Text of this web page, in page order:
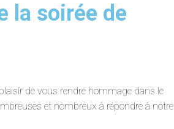
la soirée de
de vous rendre hommage dans le
et nombreux à répondre à notre